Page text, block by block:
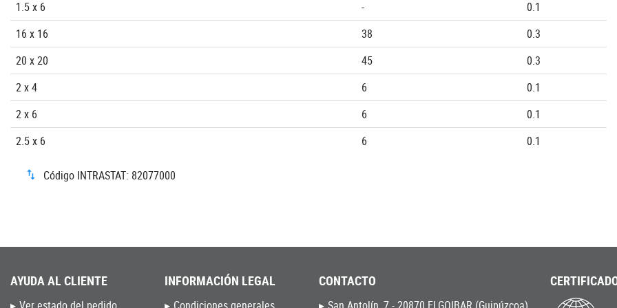
1.5 x 6 -
0.1
16 x 16
38
0.3
20 x 20
45
0.3
2 x 4
6
0.1
2 x 6
6
0.1
2.5 x 6
6 0.1
Código INTRASTAT: 82077000
AYUDA AL CLIENTE INFORMACIÓN LEGAL CONTACTO